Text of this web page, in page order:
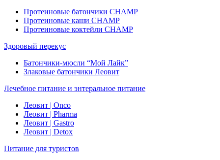
Протеиновые батончики CHAMP
Протеиновые каши CHAMP
Протеиновые коктейли CHAMP
Здоровый перекус
Батончики-мюсли “Мой Лайк”
Злаковые батончики Леовит
Лечебное питание и энтеральное питание
Леовит | Onco
Леовит | Pharma
Леовит | Gastro
Леовит | Detox
Питание для туристов